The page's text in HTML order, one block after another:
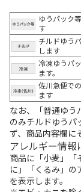
ゆうパック
す
チルドゆう
します
冷凍ゆうパ
ます。
佐川急便で
ます
なお、「普通ゆう
のみチルドゆうパ
ず、商品内容欄に
アレルギー情報
商品に「小麦」「
に」「くるみ」の
を表示します。